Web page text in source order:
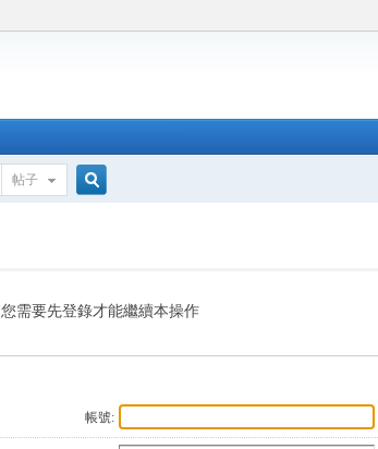
帖子
索
您需要先登錄才能繼續本操作
帳號: